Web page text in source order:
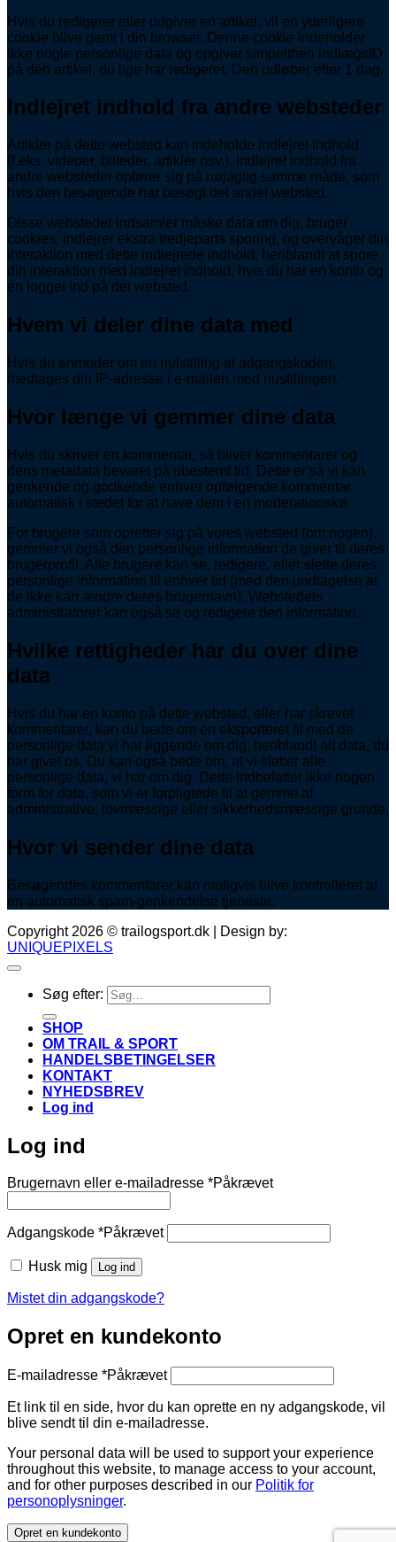
Hvis du redigerer eller udgiver en artikel, vil en yderligere
cookie blive gemt i din browser. Denne cookie indeholder
ikke nogle personlige data og opgiver simpelthen indlægsID
på den artikel, du lige har redigeret. Den udløber efter 1 dag.
Indlejret indhold fra andre websteder
Artikler på dette websted kan indeholde indlejret indhold
(f.eks. videoer, billeder, artikler osv.). Indlejret indhold fra
andre websteder opfører sig på nøjagtig samme måde, som
hvis den besøgende har besøgt det andet websted.
Disse websteder indsamler måske data om dig, bruger
cookies, indlejrer ekstra tredjeparts sporing, og overvåger din
interaktion med dette indlejrede indhold, heriblandt at spore
din interaktion med indlejret indhold, hvis du har en konto og
en logget ind på det websted.
Hvem vi deler dine data med
Hvis du anmoder om en nulstilling af adgangskoden,
medtages din IP-adresse i e-mailen med nustillingen.
Hvor længe vi gemmer dine data
Hvis du skriver en kommentar, så bliver kommentarer og
dens metadata bevaret på ubestemt tid. Dette er så vi kan
genkende og godkende enhver opfølgende kommentar
automatisk i stedet for at have dem i en moderationskø.
For brugere som opretter sig på vores websted (om nogen),
gemmer vi også den personlige information de giver til deres
brugerprofil. Alle brugere kan se, redigere, eller slette deres
personlige information til enhver tid (med den undtagelse at
de ikke kan ændre deres brugernavn). Webstedets
administratorer kan også se og redigere den information.
Hvilke rettigheder har du over dine
data
Hvis du har en konto på dette websted, eller har skrevet
kommentarer, kan du bede om en eksporteret fil med de
personlige data vi har liggende om dig, heriblandt alt data, du
har givet os. Du kan også bede om, at vi sletter alle
personlige data, vi har om dig. Dette indbefatter ikke nogen
form for data, som vi er forpligtede til at gemme af
administrative, lovmæssige eller sikkerhedsmæssige grunde.
Hvor vi sender dine data
Besøgendes kommentarer kan muligvis blive kontrolleret af
en automatisk spam-genkendelse tjeneste.
Copyright 2026 © trailogsport.dk | Design by:
UNIQUEPIXELS
Søg efter:
SHOP
OM TRAIL & SPORT
HANDELSBETINGELSER
KONTAKT
NYHEDSBREV
Log ind
Log ind
Brugernavn eller e-mailadresse *Påkrævet
Adgangskode *Påkrævet
Husk mig Log ind
Mistet din adgangskode?
Opret en kundekonto
E-mailadresse *Påkrævet
Et link til en side, hvor du kan oprette en ny adgangskode, vil
blive sendt til din e-mailadresse.
Your personal data will be used to support your experience
throughout this website, to manage access to your account,
and for other purposes described in our Politik for
personoplysninger.
Opret en kundekonto